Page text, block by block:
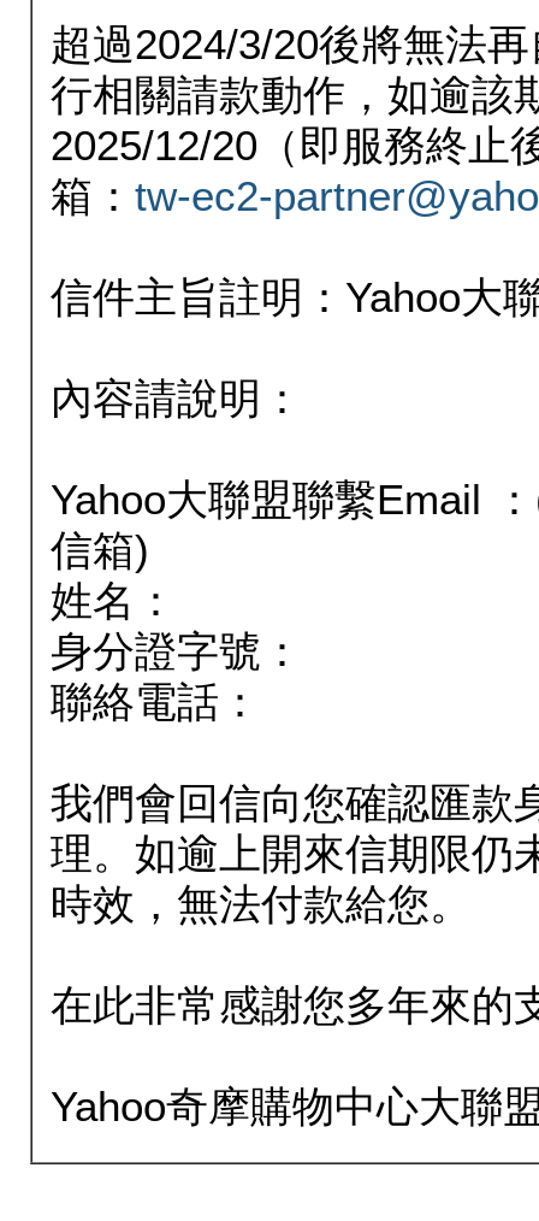
超過2024/3/20後將無法
行相關請款動作，如逾該
2025/12/20（即服務終止
箱： tw-ec2-
信件主旨註明：Yahoo大
內容請說明：
Yahoo大聯盟聯繫Email
信箱)
姓名：
身分證字號：
聯絡電話：
我們會回信向您確認匯款
理。如逾上開來信期限仍
時效，無法付款給您。
在此非常感謝您多年來的
Yahoo奇摩購物中心大